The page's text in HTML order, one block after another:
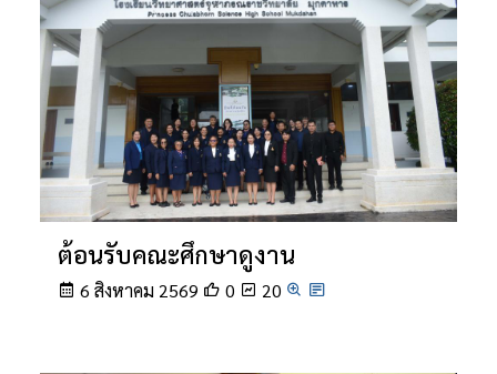
ต้อนรับคณะศึกษาดูงาน
6 สิงหาคม 2569 0 20